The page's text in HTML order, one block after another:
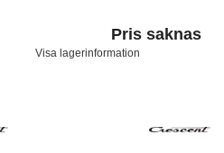
Pris saknas
Visa lagerinformation